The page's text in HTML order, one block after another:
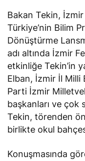
Bakan Tekin,
Türkiye’nin Bilim
Dönüştürme
adı altında İzmir
etkinliğe Tekin’in
Elban, İzmir İl Milli
Parti İzmir
başkanları ve çok
Tekin, törenden
birlikte okul
Konuşmasında